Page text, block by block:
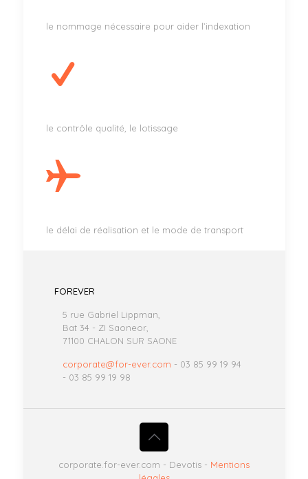
le nommage nécessaire pour aider l’indexation
le contrôle qualité, le lotissage
le délai de réalisation et le mode de transport
FOREVER
5 rue Gabriel Lippman,
Bat 34 - ZI Saoneor,
71100 CHALON SUR SAONE
corporate@for-ever.com - 03 85 99 19 94
- 03 85 99 19 98
corporate.for-ever.com - Devotis - Mentions